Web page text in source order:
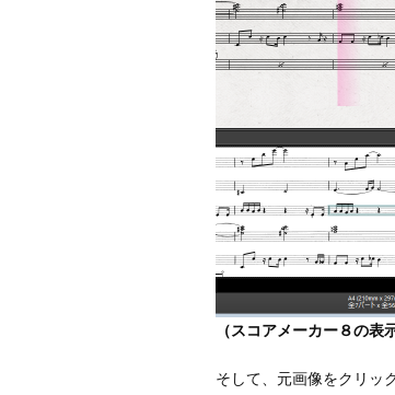
（スコアメーカー８の表示
そして、元画像をクリッ